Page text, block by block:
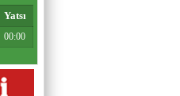
Yatsı
00:00